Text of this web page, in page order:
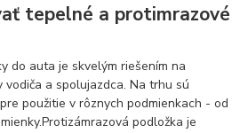
tepelné a protimrazové
do auta je skvelým riešením na
a spolujazdca. Na trhu sú
použitie v rôznych podmienkach - od
podložka je